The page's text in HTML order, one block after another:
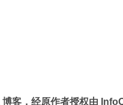
客，经原作者授权由